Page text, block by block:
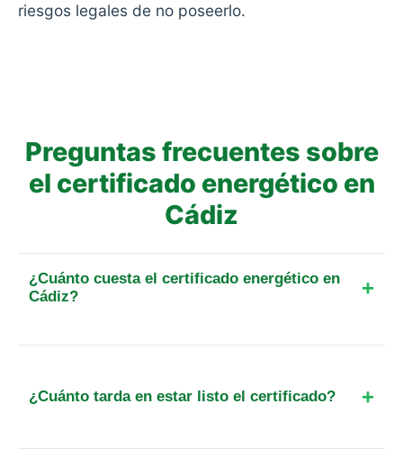
riesgos legales de no poseerlo.
Preguntas frecuentes sobre
el certificado energético en
Cádiz
¿Cuánto cuesta el certificado energético en
Cádiz?
registro. Para otra superficie o tipo de inmueble,
¿Cuánto tarda en estar listo el certificado?